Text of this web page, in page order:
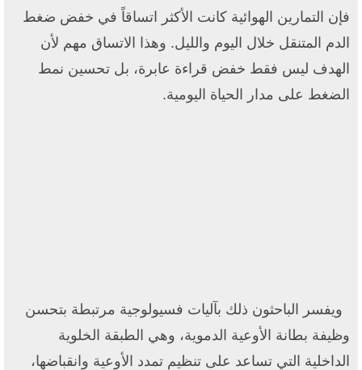
فإن التمارين الهوائية كانت الأكثر اتساقاً في خفض ضغط
الدم المتنقل خلال اليوم والليل. وهذا الاتساق مهم لأن
الهدف ليس فقط خفض قراءة عابرة، بل تحسين نمط
الضغط على مدار الحياة اليومية.
ويفسر الباحثون ذلك بآليات فسيولوجية مرتبطة بتحسن
وظيفة بطانة الأوعية الدموية، وهي الطبقة الخلوية
الداخلية التي تساعد على تنظيم تمدد الأوعية وانقباضها،